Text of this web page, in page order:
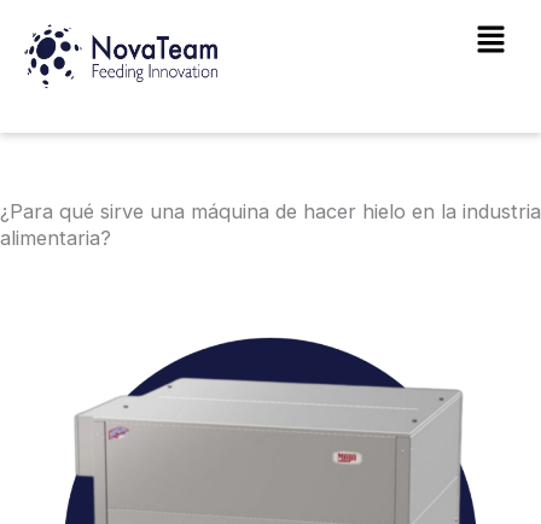
contenido
Main
¿Para qué sirve una máquina de hacer hielo en la industria
alimentaria?